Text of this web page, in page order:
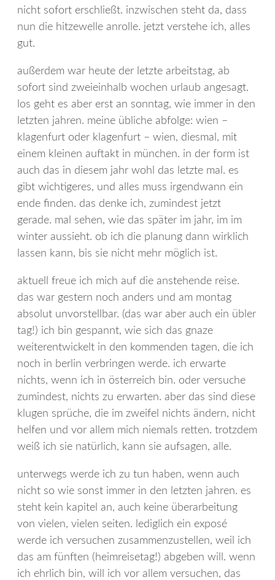
nicht sofort erschließt. inzwischen steht da, dass
nun die hitzewelle anrolle. jetzt verstehe ich, alles
gut.
außerdem war heute der letzte arbeitstag, ab
sofort sind zweieinhalb wochen urlaub angesagt.
los geht es aber erst an sonntag, wie immer in den
letzten jahren. meine übliche abfolge: wien –
klagenfurt oder klagenfurt – wien, diesmal, mit
einem kleinen auftakt in münchen. in der form ist
auch das in diesem jahr wohl das letzte mal. es
gibt wichtigeres, und alles muss irgendwann ein
ende finden. das denke ich, zumindest jetzt
gerade. mal sehen, wie das später im jahr, im im
winter aussieht. ob ich die planung dann wirklich
lassen kann, bis sie nicht mehr möglich ist.
aktuell freue ich mich auf die anstehende reise.
das war gestern noch anders und am montag
absolut unvorstellbar. (das war aber auch ein übler
tag!) ich bin gespannt, wie sich das gnaze
weiterentwickelt in den kommenden tagen, die ich
noch in berlin verbringen werde. ich erwarte
nichts, wenn ich in österreich bin. oder versuche
zumindest, nichts zu erwarten. aber das sind diese
klugen sprüche, die im zweifel nichts ändern, nicht
helfen und vor allem mich niemals retten. trotzdem
weiß ich sie natürlich, kann sie aufsagen, alle.
unterwegs werde ich zu tun haben, wenn auch
nicht so wie sonst immer in den letzten jahren. es
steht kein kapitel an, auch keine überarbeitung
von vielen, vielen seiten. lediglich ein exposé
werde ich versuchen zusammenzustellen, weil ich
das am fünften (heimreisetag!) abgeben will. wenn
ich ehrlich bin, will ich vor allem versuchen, das